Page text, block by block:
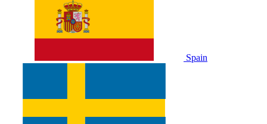
Spain